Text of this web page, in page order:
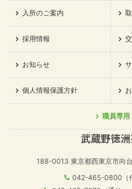
武蔵野徳
188-0013 東京都西東京市向
042-465-0800（
入所のご案内
採用情報
お知らせ
個人情報保護方針
職員専用